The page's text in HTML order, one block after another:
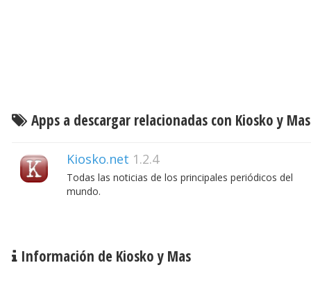
Apps a descargar relacionadas con Kiosko y Mas
Kiosko.net 1.2.4
Todas las noticias de los principales periódicos del
mundo.
Información de Kiosko y Mas